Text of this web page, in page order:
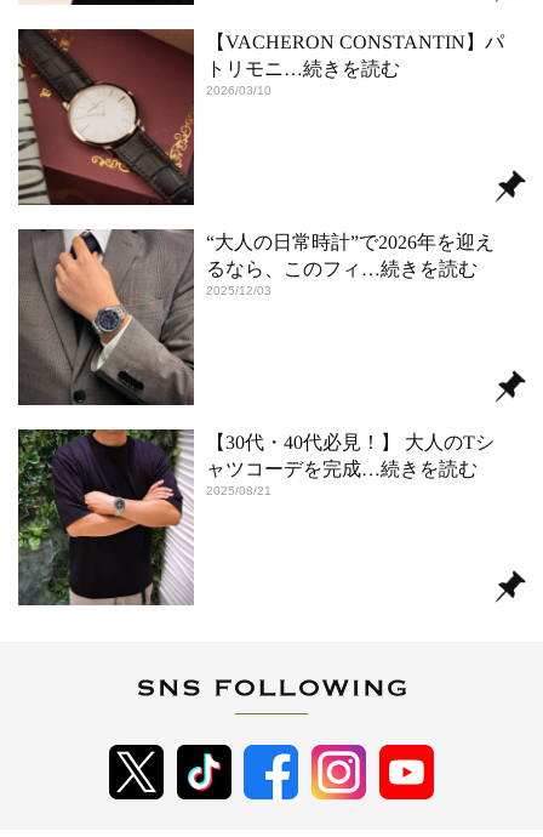
【VACHERON CONSTANTIN】パ
トリモニ…続きを読む
2026/03/10
“大人の日常時計”で2026年を迎え
るなら、このフィ …続きを読む
2025/12/03
【30代・40代必見！】 大人のTシ
ャツコーデを完成…続きを読む
2025/08/21